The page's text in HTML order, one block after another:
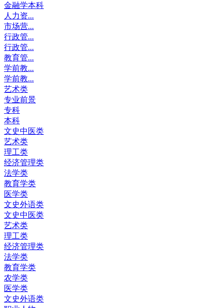
金融学本科
人力资...
市场营...
行政管...
行政管...
教育管...
学前教...
学前教...
艺术类
专业前景
专科
本科
文史中医类
艺术类
理工类
经济管理类
法学类
教育学类
医学类
文史外语类
文史中医类
艺术类
理工类
经济管理类
法学类
教育学类
农学类
医学类
文史外语类